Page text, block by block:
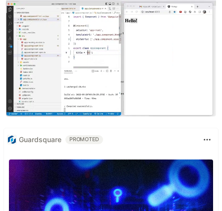
Guardsquare PROMOTED